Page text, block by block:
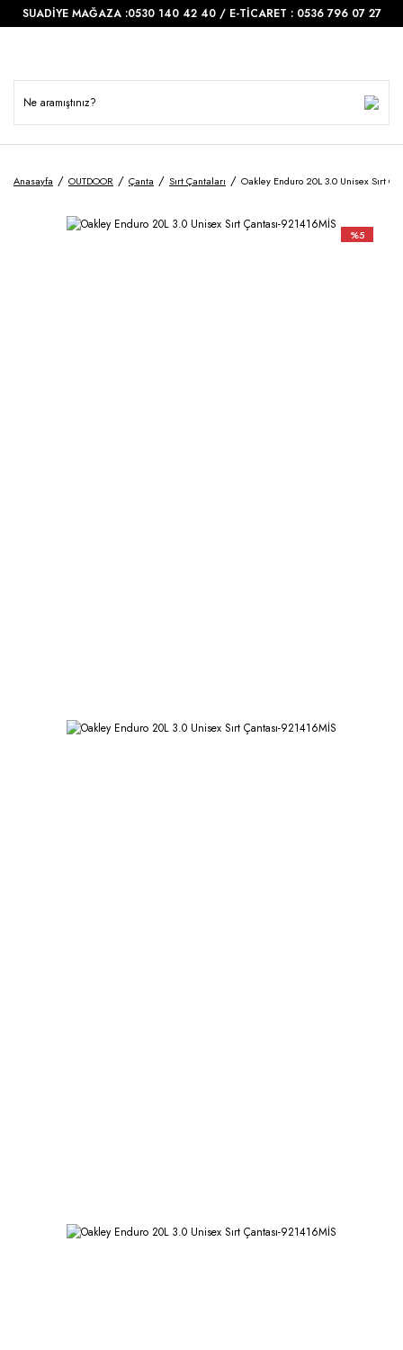
SUADİYE MAĞAZA :0530 140 42 40 / E-TİCARET : 0536 796 07 27
Anasayfa OUTDOOR Çanta Sırt Çantaları Oakley Enduro 20L 3.0 Unisex Sırt
%5